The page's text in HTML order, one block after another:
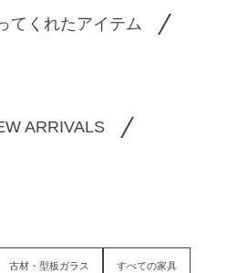
てくれたアイテム
ARRIVALS
古材・型板ガラス すべての家具